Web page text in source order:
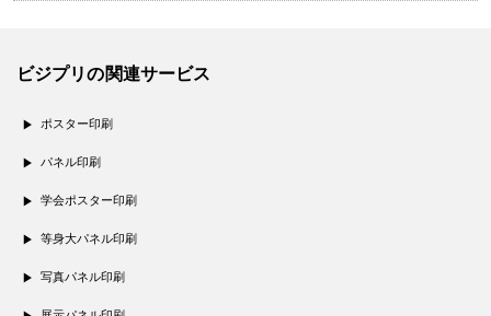
ビジプリの関連サービス
ポスター印刷
パネル印刷
学会ポスター印刷
等身大パネル印刷
写真パネル印刷